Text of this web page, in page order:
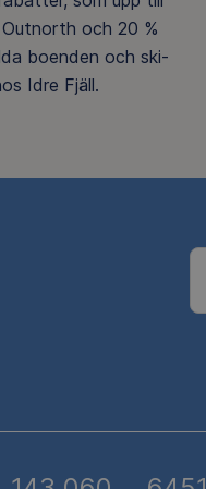
och 20 %
boenden och ski-
Idre Fjäll.